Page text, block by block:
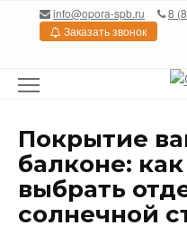
Перейтиinfo@opora-spb.ru
8
Заказать звонок
Покрытие
балконе:
выбрать
солнечной